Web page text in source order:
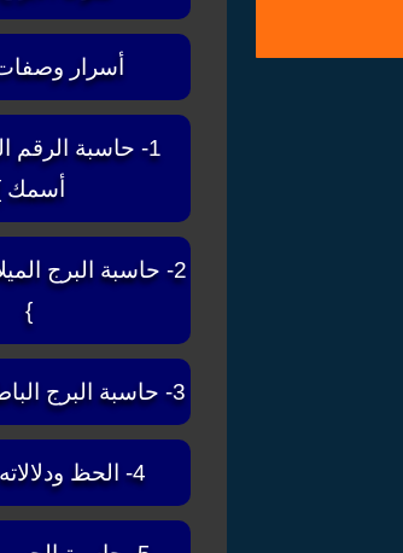
أسرار
1- حاسبة
أسمك
2- حاسبة البرج
}
3- حاسبة البرج الباطني { العربي }
4- الحظ ودلالاته { 2022 }